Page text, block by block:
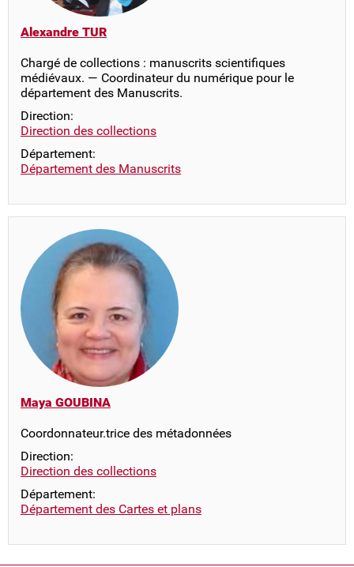
Alexandre TUR
Chargé de collections : manuscrits scientifiques
médiévaux. — Coordinateur du numérique pour le
département des Manuscrits.
Direction:
Direction des collections
Département:
Département des Manuscrits
Maya GOUBINA
Coordonnateur.trice des métadonnées
Direction:
Direction des collections
Département:
Département des Cartes et plans